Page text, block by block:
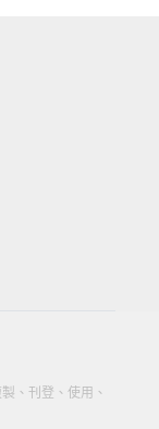
、刊登、使用、